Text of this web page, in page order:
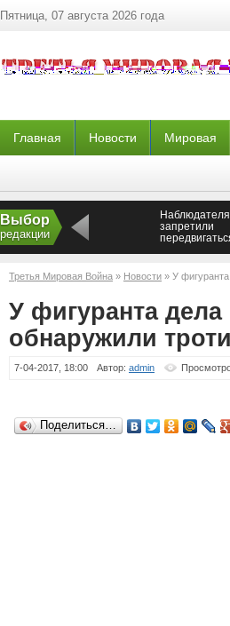
Пятница, 07 августа 2026 года
Главная Новости Мировая
Выбор
редакции
запретили
Новороссия
Третья Мировая Война » Новости » У
У фигуранта
обнаружили
7-04-2017, 18:00 Автор: admin
Поделиться…